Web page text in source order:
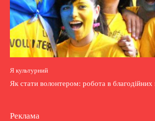
Я культурний
Як стати волонтером: робота в благодійних
Реклама